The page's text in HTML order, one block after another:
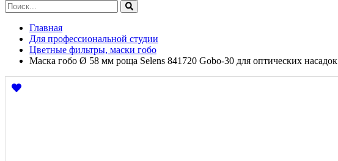
Главная
Для профессиональной студии
Цветные фильтры, маски гобо
Маска гобо Ø 58 мм роща Selens 841720 Gobo-30 для оптических насадок